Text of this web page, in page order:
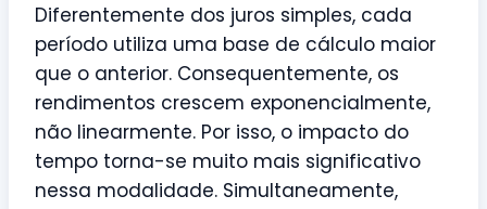
Diferentemente dos juros simples, cada
período utiliza uma base de cálculo maior
que o anterior. Consequentemente, os
rendimentos crescem exponencialmente,
não linearmente. Por isso, o impacto do
tempo torna-se muito mais significativo
nessa modalidade. Simultaneamente,